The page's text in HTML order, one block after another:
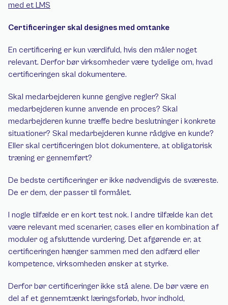
med et LMS
Certificeringer skal designes med omtanke
En certificering er kun værdifuld, hvis den måler noget
relevant. Derfor bør virksomheder være tydelige om, hvad
certificeringen skal dokumentere.
Skal medarbejderen kunne gengive regler? Skal
medarbejderen kunne anvende en proces? Skal
medarbejderen kunne træffe bedre beslutninger i konkrete
situationer? Skal medarbejderen kunne rådgive en kunde?
Eller skal certificeringen blot dokumentere, at obligatorisk
træning er gennemført?
De bedste certificeringer er ikke nødvendigvis de sværeste.
De er dem, der passer til formålet.
I nogle tilfælde er en kort test nok. I andre tilfælde kan det
være relevant med scenarier, cases eller en kombination af
moduler og afsluttende vurdering. Det afgørende er, at
certificeringen hænger sammen med den adfærd eller
kompetence, virksomheden ønsker at styrke.
Derfor bør certificeringer ikke stå alene. De bør være en
del af et gennemtænkt læringsforløb, hvor indhold,